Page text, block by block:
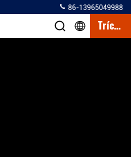
86-13965049988
Trích Dẫn